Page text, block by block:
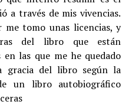
a través de mis vivencias.
tomo unas licencias, y
del libro que están
en las que me he quedado
gracia del libro según la
un libro autobiográfico